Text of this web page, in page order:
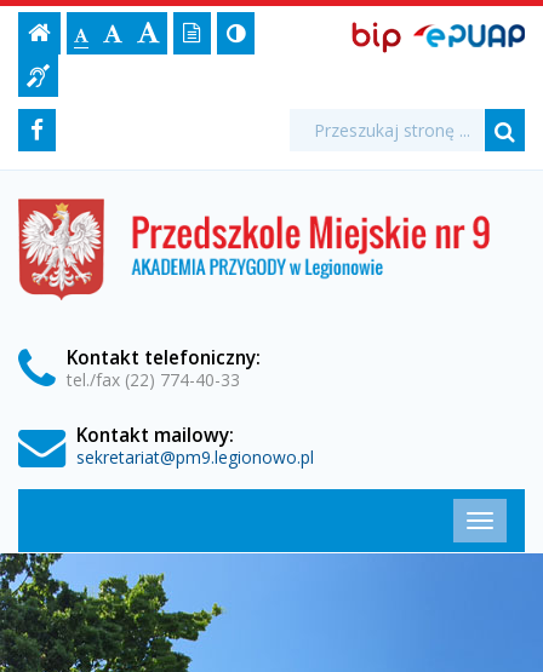
Archiwum
aktualności:
wszystkie
kategorie
Przedszkole
Miejskie
nr
w
Legionowie
Ustawienia
strony
Strona
główna
Czcionka,
jejCzcionkaCzcionka
Czcionka
Wersja
tekstowa
Kontrast
(włącz/wyłącz)
Informacja
dla
BIP,
Biuletyn
Informacji
EPUAP
Media
społecznościowe
Facebook Wyszukiwarka
Formularz
wyszukiwania
Wyszukiwana
fraza:
Przedszkole
Miejskie
nr
w
Kontakt telefoniczny:
tel./fax (22) 774-40-33
Kontakt mailowy:
sekretariat@pm9.legionowo.pl
główne